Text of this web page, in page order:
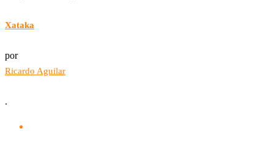
Xataka
por
Ricardo Aguilar
.